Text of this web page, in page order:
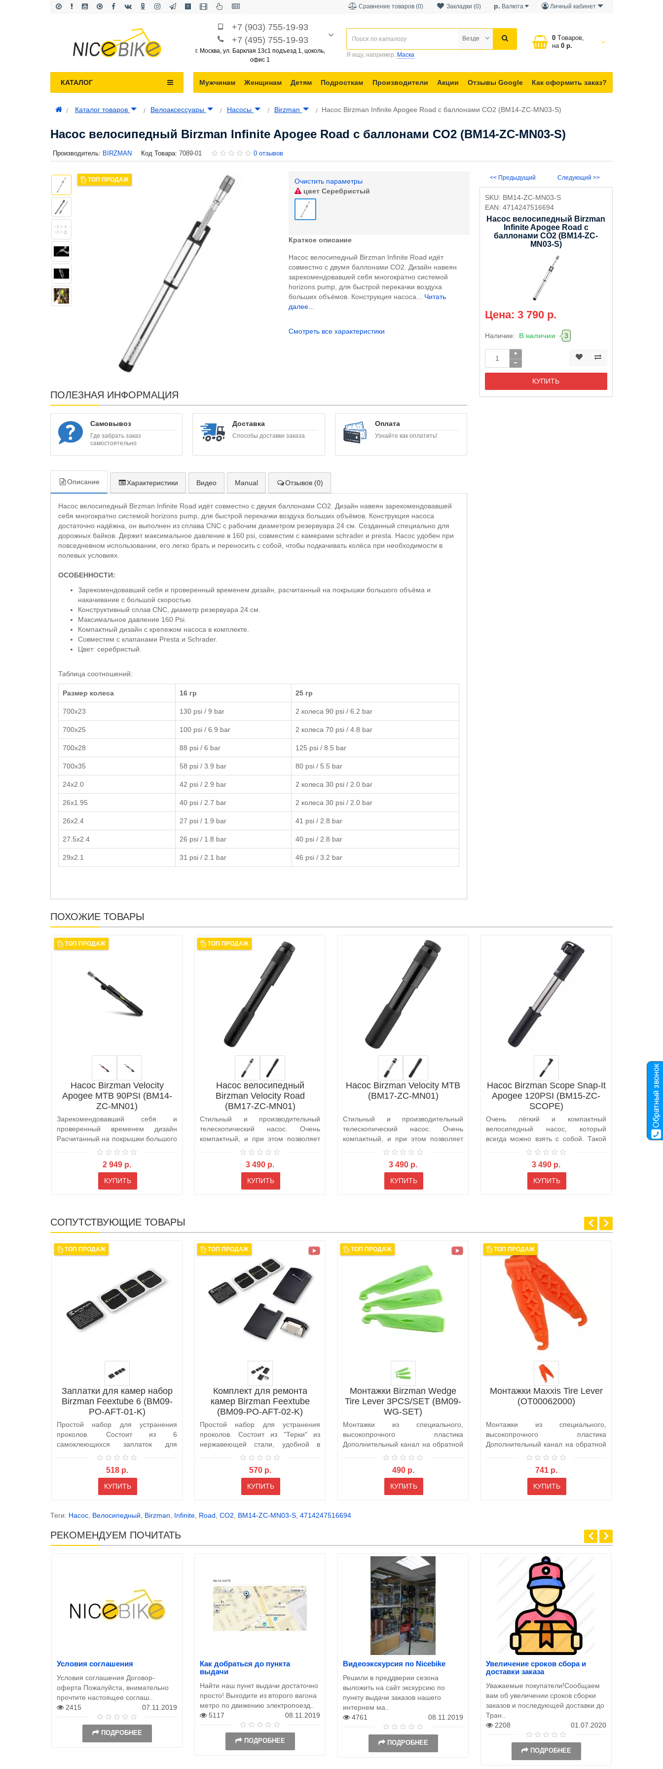
Личный кабинет
р. Валюта
Закладки (0)
Сравнение товаров (0)
+7 (903) 755-19-93
+7 (495) 755-19-93
г. Москва, ул. Барклая 13с1 подъезд 1, цоколь,
офис 1
0 Tоваров,
на
0 р.
Везде
Я ищу, например, Маска
Мужчинам Женщинам Детям Подросткам Производители Акции Отзывы Google Как оформить заказ?
КАТАЛОГ
Каталог товаров Велоаксессуары Насосы Birzman Насос Birzman Infinite Apogee Road с баллонами CO2 (BM14-ZC-MN03-S)
Насос велосипедный Birzman Infinite Apogee Road с баллонами CO2 (BM14-ZC-MN03-S)
Производитель: BIRZMAN Код Товара: 7089-01 0 отзывов
ТОП ПРОДАЖ
Очистить параметры
цветСеребристый
Краткое описание
Насос велосипедный Birzman Infinite Road идёт
совместно с двумя баллонами CO2. Дизайн навеян
зарекомендовавшей себя многократно системой
horizons pump, для быстрой перекачки воздуха
больших объёмов. Конструкция насоса... Читать
далее...
Смотреть все характеристики
<< Предыдущий Следующий >>
SKU: BM14-ZC-MN03-S
EAN: 4714247516694
Насос велосипедный Birzman
Infinite Apogee Road с
баллонами CO2 (BM14-ZC-
MN03-S)
Цена: 3 790 р.
Наличие: В наличии 3
КУПИТЬ
ПОЛЕЗНАЯ ИНФОРМАЦИЯ
Самовывоз
Где забрать заказ
самостоятельно
Доставка
Способы доставки заказа
Оплата
Узнайте как оплатить!
Описание Характеристики Видео Manual Отзывов (0)
Насос велосипедный Birzman Infinite Road идёт совместно с двумя баллонами CO2. Дизайн навеян зарекомендовавшей
себя многократно системой horizons pump, для быстрой перекачки воздуха больших объёмов. Конструкция насоса
достаточно надёжна, он выполнен из сплава CNC с рабочим диаметром резервуара 24 см. Созданный специально для
дорожных байков. Держит максимальное давление в 160 psi, совместим с камерами sсhrader и presta. Насос удобен при
повседневном использовании, его легко брать и переносить с собой, чтобы подкачивать колёса при необходимости в
полевых условиях.
ОСОБЕННОСТИ:
Зарекомендовавший себя и проверенный временем дизайн, расчитанный на покрышки большого объёма и
накачивание с большой скоростью.
Конструктивный сплав CNC, диаметр резервуара 24 см.
Максимальное давление 160 Psi.
Компактный дизайн с крепежом насоса в комплекте.
Совместим с клапанами Presta и Schrader.
Цвет: серебристый.
Таблица соотношений:
Размер колеса 16 гр 25 гр
700х23 130 psi / 9 bar 2 колеса 90 psi / 6.2 bar
700х25 100 psi / 6.9 bar 2 колеса 70 psi / 4.8 bar
700х28 88 psi / 6 bar 125 psi / 8.5 bar
700х35 58 psi / 3.9 bar 80 psi / 5.5 bar
24х2.0 42 psi / 2.9 bar 2 колеса 30 psi / 2.0 bar
26х1.95 40 psi / 2.7 bar 2 колеса 30 psi / 2.0 bar
26х2.4 27 psi / 1.9 bar 41 psi / 2.8 bar
27.5х2.4 26 psi / 1.8 bar 40 psi / 2.8 bar
29х2.1 31 psi / 2.1 bar 46 psi / 3.2 bar
ПОХОЖИЕ ТОВАРЫ
ТОП ПРОДАЖ
Насос Birzman Velocity
Apogee MTB 90PSI (BM14-
ZC-MN01)
Зарекомендовавший себя и
проверенный временем дизайн
Расчитанный на покрышки большого
2 949 р.
КУПИТЬ
ТОП ПРОДАЖ
Насос велосипедный
Birzman Velocity Road
(BM17-ZC-MN01)
Стильный и производительный
телескопический насос. Очень
компактный, и при этом позволяет
3 490 р.
КУПИТЬ
Насос Birzman Velocity MTB
(BM17-ZC-MN01)
Стильный и производительный
телескопический насос. Очень
компактный, и при этом позволяет
3 490 р.
КУПИТЬ
Насос Birzman Scope Snap-It
Apogee 120PSI (BM15-ZC-
SCOPE)
Очень лёгкий и компактный
велосипедный насос, который
всегда можно взять с собой. Такой
насос легко ..
3 490 р.
КУПИТЬ
СОПУТСТВУЮЩИЕ ТОВАРЫ
ТОП ПРОДАЖ
Заплатки для камер набор
Birzman Feextube 6 (BM09-
PO-AFT-01-K)
Простой набор для устранения
проколов. Состоит из 6
самоклеющихся заплаток для
камеры и 2 для покрыш..
518 р.
КУПИТЬ
ТОП ПРОДАЖ
Комплект для ремонта
камер Birzman Feextube
(BM09-PO-AFT-02-K)
Простой набор для устранения
проколов. Состоит из "Терки" из
нержавеющей стали, удобной в
570 р.
КУПИТЬ
ТОП ПРОДАЖ
Монтажки Birzman Wedge
Tire Lever 3PCS/SET (BM09-
WG-SET)
Монтажки из специального,
высокопрочного пластика
Дополнительный канал на обратной
490 р.
КУПИТЬ
ТОП ПРОДАЖ
Монтажки Maxxis Tire Lever
(OT00062000)
Монтажки из специального,
высокопрочного пластика
Дополнительный канал на обратной
741 р.
КУПИТЬ
Теги: Насос Велосипедный Birzman Infinite Road CO2 BM14-ZC-MN03-S 4714247516694
РЕКОМЕНДУЕМ ПОЧИТАТЬ
Условия соглашения
Условия соглашения Договор-
оферта Пожалуйста, внимательно
прочтите настоящее соглаш..
2415
07.11.2019
ПОДРОБНЕЕ
Как добраться до пункта
выдачи
Найти наш пункт выдачи достаточно
просто! Выходите из второго вагона
метро по движению электропоезд..
5117
08.11.2019
ПОДРОБНЕЕ
Видеоэкскурсия по Nicebike
Решили в преддверии сезона
выложить на сайт экскурсию по
пункту выдачи заказов нашего
интернем ма..
4761
08.11.2019
ПОДРОБНЕЕ
Увеличение сроков сбора и
доставки заказа
Уважаемые покупатели!Сообщаем
вам об увеличении сроков сборки
заказов и последующей доставки до
Тран..
2208
01.07.2020
ПОДРОБНЕЕ